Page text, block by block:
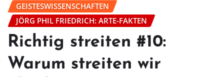
GEISTESWISSENSCHAFTEN
JÖRG PHIL FRIEDRICH: ARTE-FAKTEN
Richtig streiten #10:
Warum streiten wir